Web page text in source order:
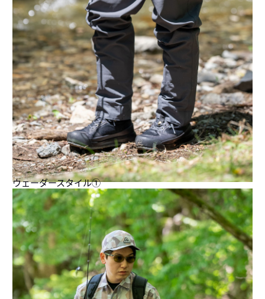
ウェーダースタイル①